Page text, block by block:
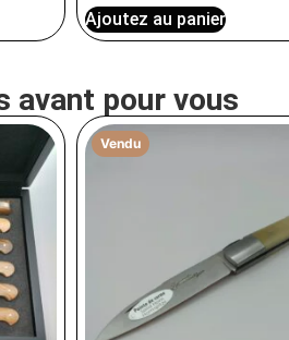
Ajoutez au panier
avant pour vous
Vendu